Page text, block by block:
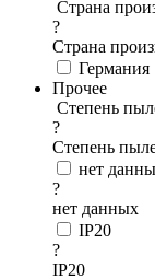
Страна
?
Страна
Германия
Прочее
Степень
?
Степень
нет
?
нет данных
IP20
?
IP20